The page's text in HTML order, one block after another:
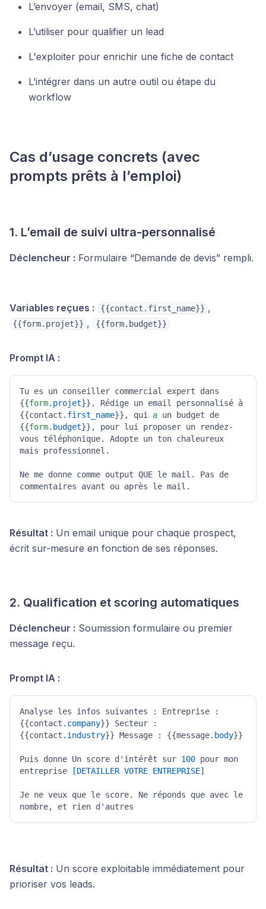
L’envoyer (email, SMS, chat)
L’utiliser pour qualifier un lead
L'exploiter pour enrichir une fiche de contact
L’intégrer dans un autre outil ou étape du
workflow
Cas d’usage concrets (avec
prompts prêts à l’emploi)
1. L’email de suivi ultra-personnalisé
Déclencheur : Formulaire “Demande de devis” rempli.
Variables reçues : {{contact.first_name}} ,
{{form.projet}} , {{form.budget}}
Prompt IA :
Tu es un conseiller commercial expert dans
{{form.projet}}. Rédige un email personnalisé à
{{contact .first_name}}, qui a un budget de
{{form.budget}}, pour lui proposer un rendez-
vous téléphonique. Adopte un ton chaleureux
mais professionnel.
Ne me donne comme output QUE le mail. Pas de
commentaires avant ou après le mail.
Résultat : Un email unique pour chaque prospect,
écrit sur-mesure en fonction de ses réponses.
2. Qualification et scoring automatiques
Déclencheur : Soumission formulaire ou premier
message reçu.
Prompt IA :
Analyse les infos suivantes : Entreprise :
{{contact .company}} Secteur :
{{contact .industry}} Message : {{message.body}}
Puis donne Un score d'intérêt sur 100 pour mon
entreprise
[DETAILLER VOTRE ENTREPRISE]
Je ne veux que le score. Ne réponds que avec le
nombre, et rien d'autres
Résultat : Un score exploitable immédiatement pour
prioriser vos leads.